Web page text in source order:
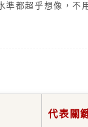
都超乎想像，不
代表關